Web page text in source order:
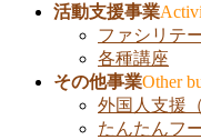
活動支援事業
ファシリテ
各種講座
その他事業Other
外国人支援
たんたんフ